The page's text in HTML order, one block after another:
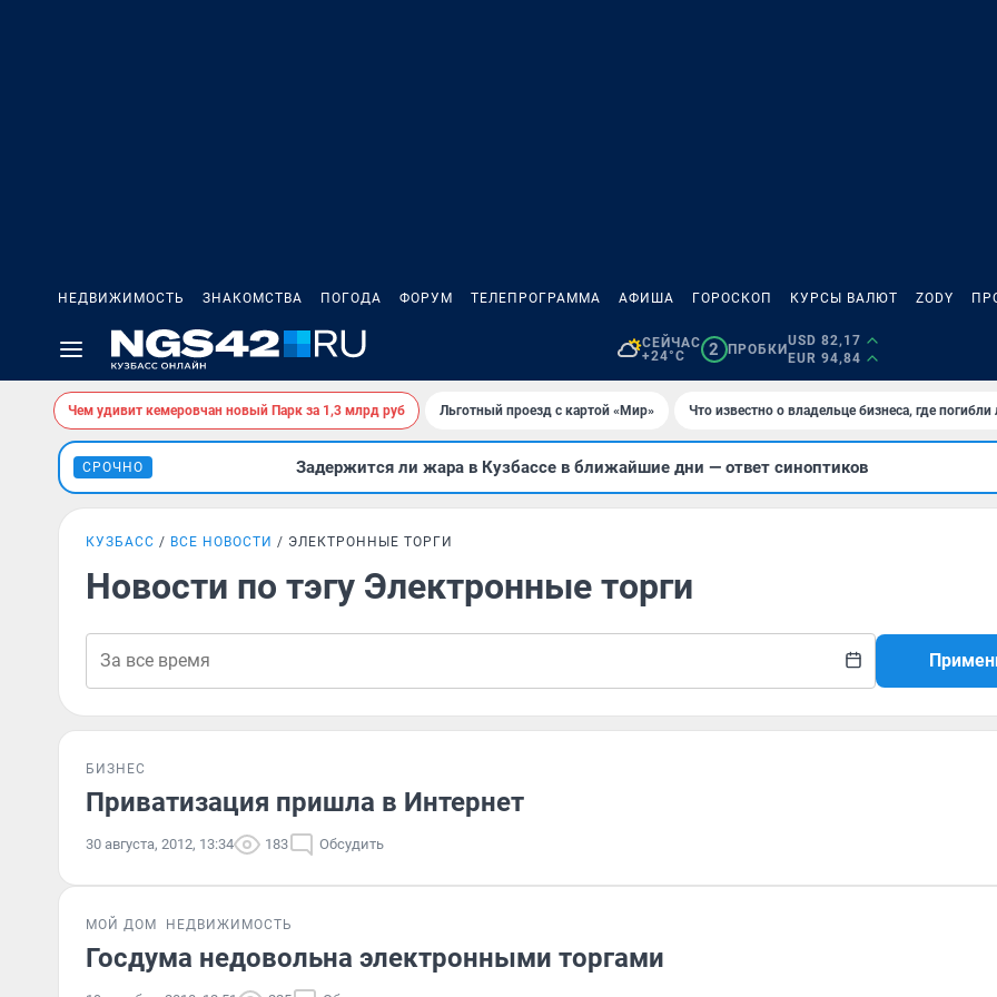
НЕДВИЖИМОСТЬ ЗНАКОМСТВА ПОГОДА ФОРУМ ТЕЛЕПРОГРАММА АФИША ГОРОСКОП КУРСЫ ВАЛЮТ ZODY
СЕЙЧАС
+24°C
2 ПРОБКИ
USD 82,17
EUR 94,84
Чем удивит кемеровчан новый Парк за 1,3 млрд руб Льготный проезд с картой «Мир» Что известно о владельце бизнеса, где
СРОЧНО Задержится ли жара в Кузбассе в ближайшие дни — ответ синоптиков
КУЗБАСС ВСЕ НОВОСТИ ЭЛЕКТРОННЫЕ ТОРГИ
Новости по тэгу Электронные торги
БИЗНЕС
Приватизация пришла в Интернет
30 августа, 2012, 13:34 183 Обсудить
МОЙ ДОМ НЕДВИЖИМОСТЬ
Госдума недовольна электронными торгами